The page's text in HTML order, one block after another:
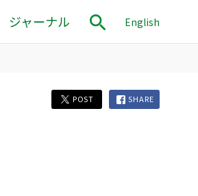
ジャーナル English
POST SHARE